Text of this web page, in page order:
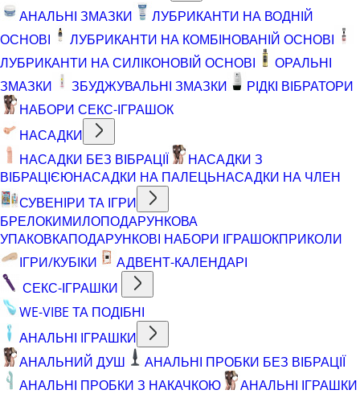
АНАЛЬНІ ЗМАЗКИ
ЛУБРИКАНТИ НА ВОДНІЙ
ОСНОВІ
ЛУБРИКАНТИ НА КОМБІНОВАНІЙ ОСНОВІ
ЛУБРИКАНТИ НА СИЛІКОНОВІЙ ОСНОВІ
ОРАЛЬНІ
ЗМАЗКИ
ЗБУДЖУВАЛЬНІ ЗМАЗКИ
РІДКІ ВІБРАТОРИ
НАБОРИ СЕКС-ІГРАШОК
НАСАДКИ
НАСАДКИ БЕЗ ВІБРАЦІЇ
НАСАДКИ З
ВІБРАЦІЄЮНАСАДКИ НА ПАЛЕЦЬНАСАДКИ НА ЧЛЕН
СУВЕНІРИ ТА ІГРИ
БРЕЛОКИМИЛОПОДАРУНКОВА
УПАКОВКАПОДАРУНКОВІ НАБОРИ ІГРАШОКПРИКОЛИ
ІГРИ/КУБІКИ
АДВЕНТ-КАЛЕНДАРІ
СЕКС-ІГРАШКИ
WE-VIBE ТА ПОДІБНІ
АНАЛЬНІ ІГРАШКИ
АНАЛЬНИЙ ДУШ
АНАЛЬНІ ПРОБКИ БЕЗ ВІБРАЦІЇ
АНАЛЬНІ ПРОБКИ З НАКАЧКОЮ
АНАЛЬНІ ІГРАШКИ